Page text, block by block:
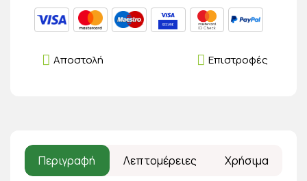
Επιστροφές
Αποστολή
Περιγραφή Λεπτομέρειες Χρήσιμα